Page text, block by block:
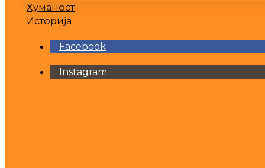
Хуманост
Историја
Facebook
Instagram